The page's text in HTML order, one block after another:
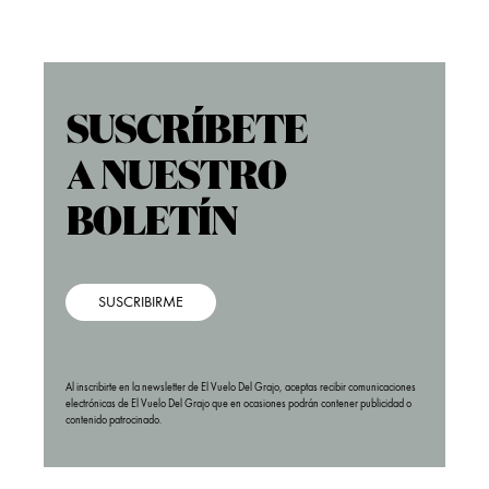
SUSCRIBIRME
Al inscribirte en la newsletter de El Vuelo Del Grajo, aceptas recibir comunicaciones
electrónicas de El Vuelo Del Grajo que en ocasiones podrán contener publicidad o
contenido patrocinado.